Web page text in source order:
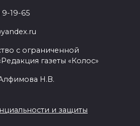
19-65
с ограниченной
газеты «Колос»
Н.В.
и защиты